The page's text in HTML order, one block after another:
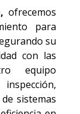
ofrecemos
para
su
con las
equipo
sistemas